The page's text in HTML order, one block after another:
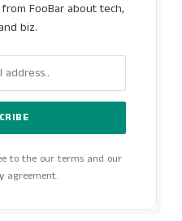
FooBar about tech,
biz.
to the our terms and our
agreement.